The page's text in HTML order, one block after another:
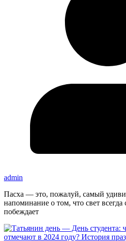
admin
Пасха — это, пожалуй, самый
напоминание о том, что свет
побеждает